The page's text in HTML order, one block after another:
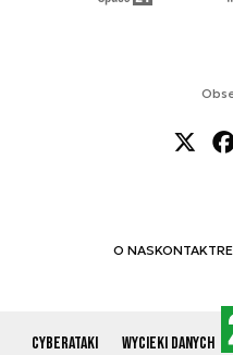
Cyberataki Wycieki danych
O NASKONTAKT
© 2012-2026